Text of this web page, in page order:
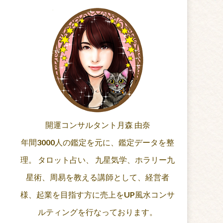
開運コンサルタント月森 由奈
年間3000人の鑑定を元に、鑑定データを整
理。 タロット占い、 九星気学、ホラリー九
星術、周易を教える講師として、経営者
様、起業を目指す方に売上をUP風水コンサ
ルティングを行なっております。